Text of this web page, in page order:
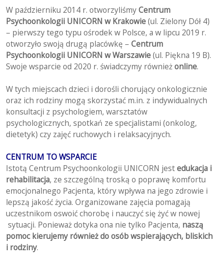
W październiku 2014 r. otworzyliśmyCentrum
Psychoonkologii UNICORN w Krakowie(ul. Zielony Dół 4)
– pierwszy tego typu ośrodek w Polsce, a w lipcu 2019 r.
otworzyło swoją drugą placówkę –Centrum
Psychoonkologii UNICORN w Warszawie(ul. Piękna 19 B).
Swoje wsparcie od 2020 r. świadczymy równieżonline.
W tych miejscach dzieci i dorośli chorujący onkologicznie
oraz ich rodziny mogą skorzystać m.in. z indywidualnych
konsultacji z psychologiem, warsztatów
psychologicznych, spotkań ze specjalistami (onkolog,
dietetyk) czy zajęć ruchowych i relaksacyjnych.
CENTRUM TO WSPARCIE
Istotą Centrum Psychoonkologii UNICORN jestedukacja i
rehabilitacja, ze szczególną troską o poprawę komfortu
emocjonalnego Pacjenta, który wpływa na jego zdrowie i
lepszą jakość życia. Organizowane zajęcia pomagają
uczestnikom oswoić chorobę i nauczyć się żyć w nowej
sytuacji. Ponieważ dotyka ona nie tylko Pacjenta, naszą
pomoc kierujemy również do osób wspierających, bliskich
i rodziny.